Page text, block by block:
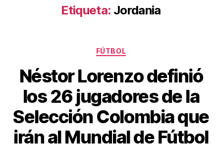
Etiqueta: Jordania
Categorías
FÚTBOL
Néstor Lorenzo definió
los 26 jugadores de la
Selección Colombia que
irán al Mundial de Fútbol